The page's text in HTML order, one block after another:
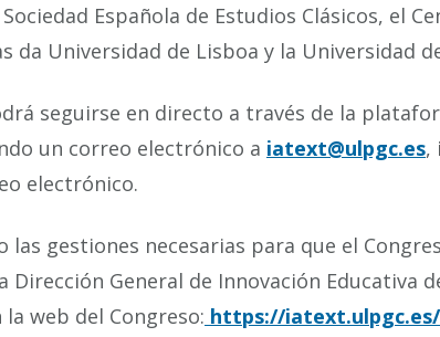
Española de Estudios Clásicos, el
da Universidad de Lisboa y la Universidad
seguirse en directo a través de la
un correo electrónico a iatext@ulpgc.es,
electrónico.
las gestiones necesarias para que el
Dirección General de Innovación Educativa
web del Congreso: https://